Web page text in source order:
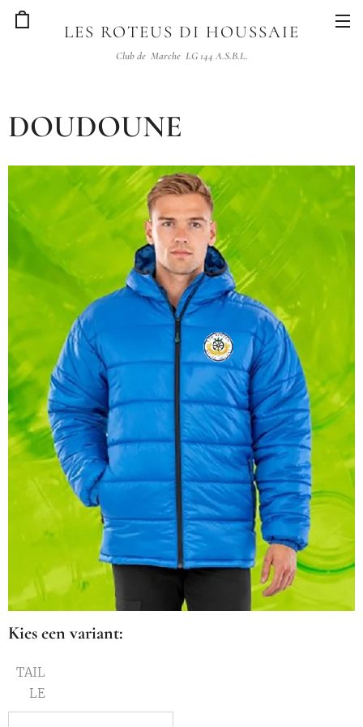
LES ROTEUS DI HOUSSAIE
Club de Marche LG 144 A.S.B.L.
DOUDOUNE
Kies een variant:
TAIL
LE